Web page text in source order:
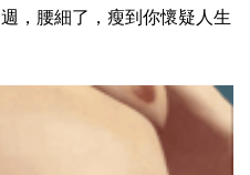
，腰細了，瘦到你懷疑人生